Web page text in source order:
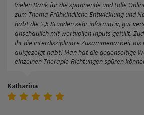
Vielen Dank für die spannende und tolle
zum Thema Frühkindliche Entwicklung und
habt die 2,5 Stunden sehr informativ, gut
anschaulich mit wertvollen Inputs gefüllt.
ihr die interdisziplinäre Zusammenarbeit als
aufgezeigt habt! Man hat die gegenseitige
einzelnen Therapie-Richtungen spüren
Katharina